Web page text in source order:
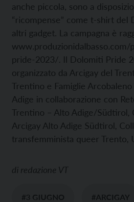
anche piccola, sono a
“ricompense” come t-shirt del
altri gadget. La campagna è
pride-2023/. Il Dolomiti Pride
organizzato da Arcigay del
Trentino e Famiglie
Adige in collaborazione con
Trentino – Alto Adige/Südtirol,
Arcigay Alto Adige Südtirol,
transfemminista queer Trento,
di redazione VT
#3 GIUGNO #ARCIGAY